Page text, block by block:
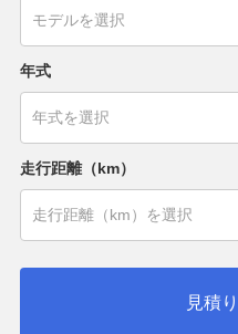
年式
走行距離（km）
見積